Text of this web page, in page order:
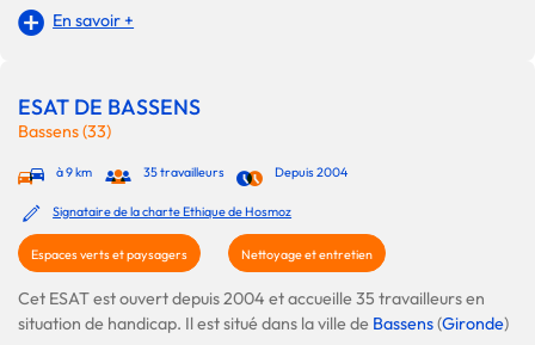
En savoir +
ESAT DE BASSENS
Bassens (33)
à 9 km 35 travailleurs Depuis 2004
Signataire de la charte Ethique de Hosmoz
Espaces verts et paysagers Nettoyage et entretien
Cet ESAT est ouvert depuis 2004 et accueille 35 travailleurs en
situation de handicap. Il est situé dans la ville de Bassens(Gironde)